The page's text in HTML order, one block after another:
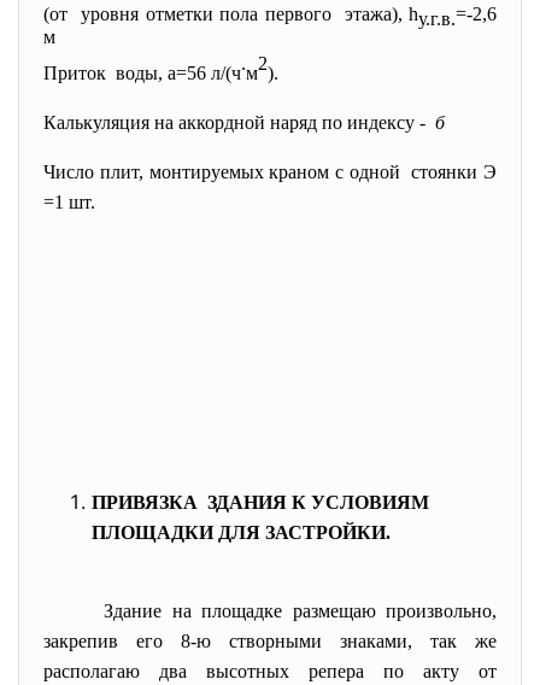
(от уровня отметки пола первого этажа), hу.г.в.=-2,6
м
Приток воды, a=56 л/(ч.м2).
Калькуляция на аккордной наряд по индексу - б
Число плит, монтируемых краном с одной стоянки Э
=1 шт.
ПРИВЯЗКА ЗДАНИЯ К УСЛОВИЯМ
ПЛОЩАДКИ ДЛЯ ЗАСТРОЙКИ.
Здание на площадке размещаю произвольно,
закрепив его 8-ю створными знаками, так же
располагаю два высотных репера по акту от